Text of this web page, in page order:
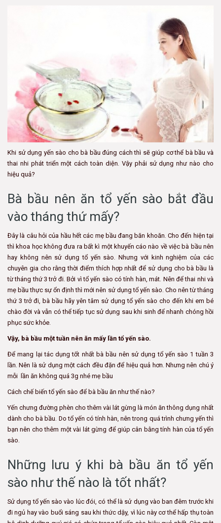
Khi sử dụng yến sào cho bà bầu đúng cách thì sẽ giúp cơ thể bà bầu và
thai nhi phát triển một cách toàn diện. Vậy phải sử dụng như nào cho
hiệu quả?
Bà bầu nên ăn tổ yến sào bắt đầu
vào tháng thứ mấy?
Đây là câu hỏi của hầu hết các mẹ bầu đang băn khoăn. Cho đến hiện tại
thì khoa học không đưa ra bất kì một khuyến cáo nào về việc bà bầu nên
hay không nên sử dụng tổ yến sào. Nhưng với kinh nghiệm của các
chuyên gia cho rằng thời điểm thích hợp nhất để sử dụng cho bà bầu là
từ tháng thứ 3 trở đi. Bởi vì tổ yến sào có tính hàn, mát. Nên để thai nhi và
mẹ bầu thực sự ổn định thì mới nên sử dụng tổ yến sào. Cho nên từ tháng
thứ 3 trở đi, bà bầu hãy yên tâm sử dụng tổ yến sào cho đến khi em bé
chào đời và vẫn có thể tiếp tục sử dụng sau khi sinh để nhanh chóng hồi
phục sức khỏe.
Vậy, bà bầu một tuần nên ăn mấy lần tổ yến sào.
Để mang lại tác dụng tốt nhất bà bầu nên sử dụng tổ yến sào 1 tuần 3
lần. Nên là sử dụng một cách đều đặn để hiệu quả hơn. Nhưng nên chú ý
mỗi lần ăn không quá 3g nhé mẹ bầu
Cách chế biến tổ yến sào để bà bầu ăn như thế nào?
Yến chưng đường phèn cho thêm vài lát gừng là món ăn thông dụng nhất
dành cho bà bầu. Do tổ yến có tính hàn, nên trong quá trình chưng yến thì
bạn nên cho thêm một vài lát gừng để giúp cân bằng tính hàn của tổ yến
sào.
Những lưu ý khi bà bầu ăn tổ yến
sào như thế nào là tốt nhất?
Sử dụng tổ yến sào vào lúc đói, có thể là sử dụng vào ban đêm trước khi
đi ngủ hay vào buổi sáng sau khi thức dậy, vì lúc này cơ thể hấp thụ toàn